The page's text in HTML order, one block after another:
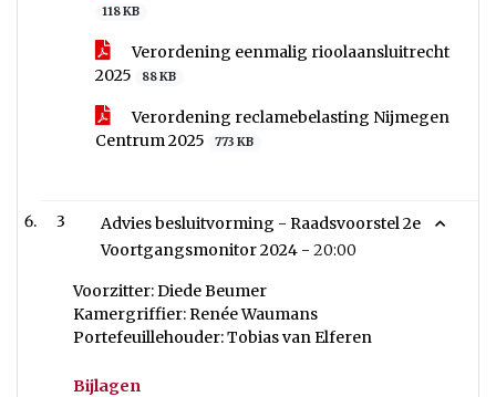
118 KB
Verordening eenmalig rioolaansluitrecht
2025
88 KB
Verordening reclamebelasting Nijmegen
Centrum 2025
773 KB
3
Advies besluitvorming - Raadsvoorstel 2e
Voortgangsmonitor 2024 - 20:00
Voorzitter: Diede Beumer
Kamergriffier: Renée Waumans
Portefeuillehouder: Tobias van Elferen
Bijlagen